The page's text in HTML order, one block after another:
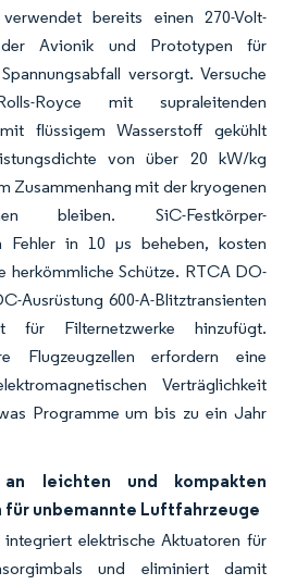
bereits einen 270-Volt-
der Avionik und Prototypen für
versorgt. Versuche
Royce mit supraleitenden
flüssigem Wasserstoff gekühlt
von über 20 kW/kg
Zusammenhang mit der kryogenen
bleiben. SiC-Festkörper-
Fehler in 10 µs beheben, kosten
herkömmliche Schütze. RTCA DO-
Ausrüstung 600-A-Blitztransienten
für Filternetzwerke hinzufügt.
Flugzeugzellen erfordern eine
Verträglichkeit
Programme um bis zu ein Jahr
an leichten und kompakten
für unbemannte Luftfahrzeuge
elektrische Aktuatoren für
und eliminiert damit